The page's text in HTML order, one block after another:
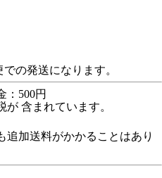
の発送になります。
500円
が 含まれています。
追加送料がかかることはあり